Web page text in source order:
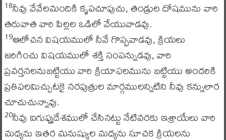
18నీవు వేవేలమందికి కృపచూపుచు, తండ్రుల దోషమును వారి
తరువాత వారి పిల్లల ఒడిలో వేయువాడవు.
19ఆలోచన విషయములో నీవే గొప్పవాడవు, క్రియలు
జరిగించు విషయములో శక్తి సంపన్నుడవు, వారి
ప్రవర్తనలనుబట్టియు వారి క్రియాఫలమును బట్టియు అందరికి
ప్రతిఫలమిచ్చుటకై నరపుత్రుల మార్గములన్నిటిని నీవు కన్నులార
చూచుచున్నావు.
20నీవు ఐగుప్తుదేశములో చేసినట్టు నేటివరకు ఇశ్రాయేలు వారి
మధ్యను ఇతర మనుష్యుల మధ్యను సూచక క్రియలను